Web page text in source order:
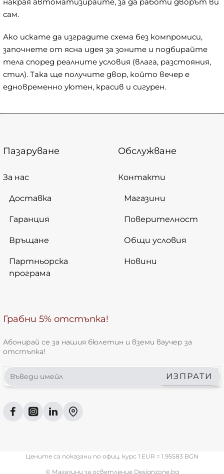
сам.
Ако искате да изградите схема без компромиси,
започнете от ясна идея за зоните и подбирайте
тела според реалните условия (влага, разстояния,
стил). Така ще получите двор, който вечер е
едновременно уютен, красив и сигурен.
Пазаруване
За нас
Доставка
Гаранция
Връщане
Партньорска
програма
Обслужване
Контакти
Магазини
Поверителност
Общи условия
Новини
Грабни 5% отстъпка!
Абонирай се за нашия бюлетин и вземи ваучер за
отстъпка!
Въведи
имейл
ИЗПРАТИ
Цените са показани по офиц. курс 1 EUR = 1.95583 BGN
© Магазини за осветление Designzone.bg